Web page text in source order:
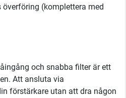
(komplettera med
och snabba filter är ett
Att ansluta via
förstärkare utan att dra någon